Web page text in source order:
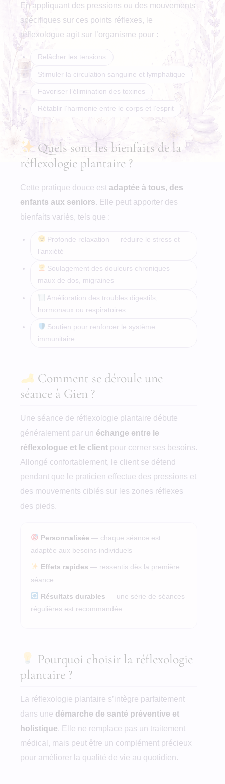
En appliquant des pressions ou des mouvements
spécifiques sur ces points réflexes, le
réflexologue agit sur l’organisme pour :
Relâcher les tensions
Stimuler la circulation sanguine et lymphatique
Favoriser l’élimination des toxines
Rétablir l’harmonie entre le corps et l’esprit
Quels sont les bienfaits de la
réflexologie plantaire ?
Cette pratique douce est adaptée à tous, des
enfants aux seniors. Elle peut apporter des
bienfaits variés, tels que :
Profonde relaxation — réduire le stress et
l’anxiété
Soulagement des douleurs chroniques —
maux de dos, migraines
Amélioration des troubles digestifs,
hormonaux ou respiratoires
Soutien pour renforcer le système
immunitaire
Comment se déroule une
séance à Gien ?
Une séance de réflexologie plantaire débute
généralement par un échange entre le
réflexologue et le client pour cerner ses besoins.
Allongé confortablement, le client se détend
pendant que le praticien effectue des pressions et
des mouvements ciblés sur les zones réflexes
des pieds.
Personnalisée — chaque séance est
adaptée aux besoins individuels
Effets rapides — ressentis dès la première
séance
Résultats durables — une série de séances
régulières est recommandée
Pourquoi choisir la réflexologie
plantaire ?
La réflexologie plantaire s’intègre parfaitement
dans une démarche de santé préventive et
holistique. Elle ne remplace pas un traitement
médical, mais peut être un complément précieux
pour améliorer la qualité de vie au quotidien.